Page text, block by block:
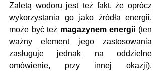
Zaletą wodoru jest też fakt, że oprócz
wykorzystania go jako źródła energii,
może być też magazynem energii (ten
ważny element jego zastosowania
zasługuje jednak na oddzielne
omówienie, przy innej okazji).